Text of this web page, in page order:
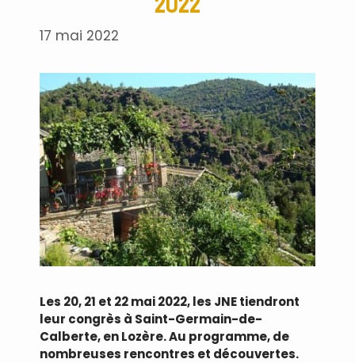
17 mai 2022
Les 20, 21 et 22 mai 2022, les JNE tiendront
leur congrès à Saint-Germain-de-
Calberte, en Lozère. Au programme, de
nombreuses rencontres et découvertes.